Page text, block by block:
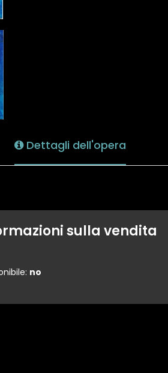
Dettagli dell'opera
sulla vendita
no